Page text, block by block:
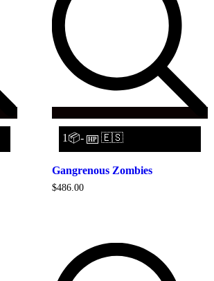
1📦- HP 🇪🇸
Gangrenous Zombies
$486.00